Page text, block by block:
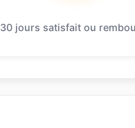
30 jours satisfait ou